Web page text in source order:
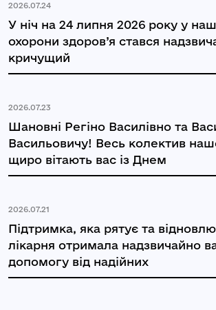
2026.07.24
У ніч на 24 липня 2026 року у
охорони здоров’я стався
кричущий
2026.07.23
Шановні Регіно Василівно та
Васильовичу! Весь колектив
щиро вітають вас із Днем
2026.07.21
Підтримка, яка рятує та
лікарня отримала надзвичайно
допомогу від надійних